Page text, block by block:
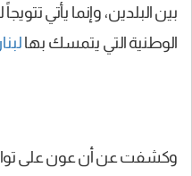
بين البلدين، وإنما يأتي
الوطنية التي يتمسك بها
وكشفت عن أن عون على